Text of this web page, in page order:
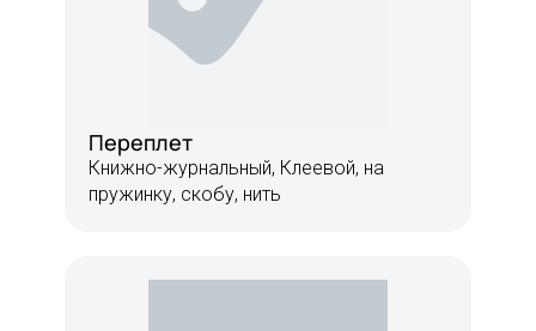
Переплет
Книжно-журнальный, Клеевой, на
пружинку, скобу, нить